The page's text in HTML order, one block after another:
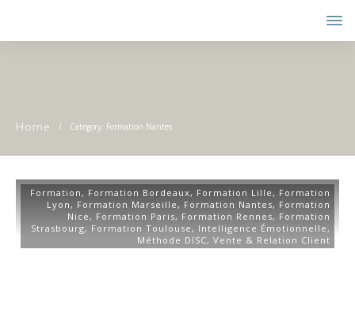
Home / Category: Formation Nantes
Formation, Formation Bordeaux, Formation Lille, Formation
Lyon, Formation Marseille, Formation Nantes, Formation
Nice, Formation Paris, Formation Rennes, Formation
Strasbourg, Formation Toulouse, Intelligence Émotionnelle,
Méthode DISC, Vente & Relation Client